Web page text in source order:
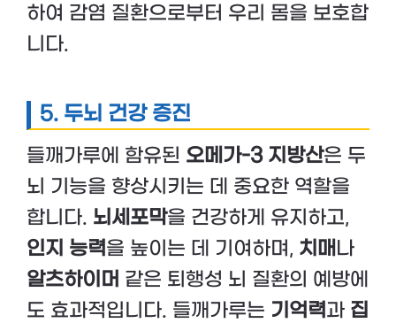
하여 감염 질환으로부터 우리 몸을 보호합
니다.
5. 두뇌 건강 증진
들깨가루에 함유된 오메가-3 지방산은 두
뇌 기능을 향상시키는 데 중요한 역할을
합니다. 뇌세포막을 건강하게 유지하고,
인지 능력을 높이는 데 기여하며, 치매 나
알츠하이머 같은 퇴행성 뇌 질환의 예방에
도 효과적입니다. 들깨가루는 기억력과 집